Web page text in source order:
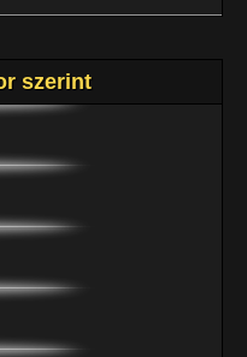
szerint